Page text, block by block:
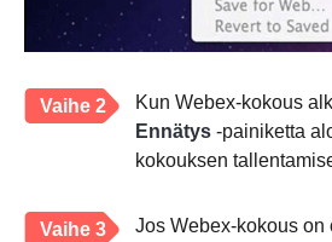
Vaihe 2
Kun Webex-kokous
Ennätys -painiketta
kokouksen
Vaihe 3
Jos Webex-kokous on